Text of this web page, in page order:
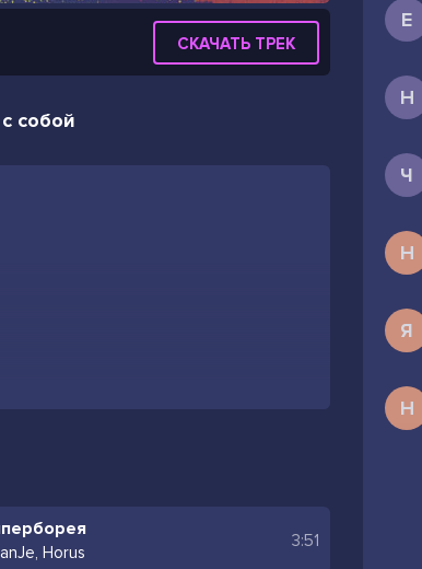
СКАЧАТЬ ТРЕК
собой
Horus
3:51
E
Н
Ч
Н
Я
Н